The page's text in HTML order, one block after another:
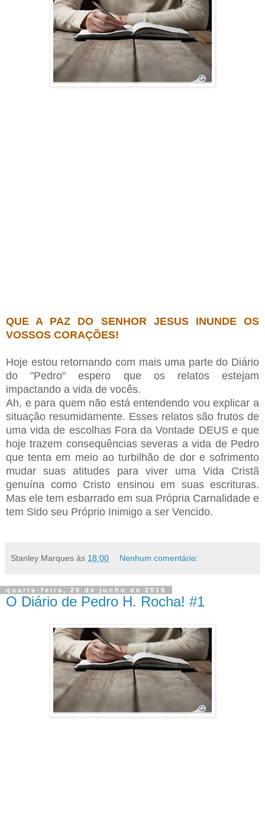
QUE A PAZ DO SENHOR JESUS INUNDE OS
VOSSOS CORAÇÕES!
Hoje estou retornando com mais uma parte do Diário
do "Pedro" espero que os relatos estejam
impactando a vida de vocês.
Ah, e para quem não está entendendo vou explicar a
situação resumidamente. Esses relatos são frutos de
uma vida de escolhas Fora da Vontade DEUS e que
hoje trazem consequências severas a vida de Pedro
que tenta em meio ao turbilhão de dor e sofrimento
mudar suas atitudes para viver uma Vida Cristã
genuína como Cristo ensinou em suas escrituras.
Mas ele tem esbarrado em sua Própria Carnalidade e
tem Sido seu Próprio Inimigo a ser Vencido.
Stanley Marques às 18:00 Nenhum comentário:
quarta-feira, 26 de junho de 2019
O Diário de Pedro H. Rocha! #1